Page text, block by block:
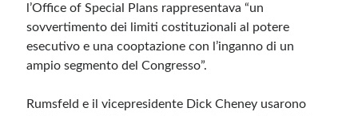
Meta
Accedi
Feed dei contenuti
WordPress.org
l’Office of Special Plans rappresentava “un
sovvertimento dei limiti costituzionali al potere
esecutivo e una cooptazione con l’inganno di un
ampio segmento del Congresso”.
Rumsfeld e il vicepresidente Dick Cheney usarono